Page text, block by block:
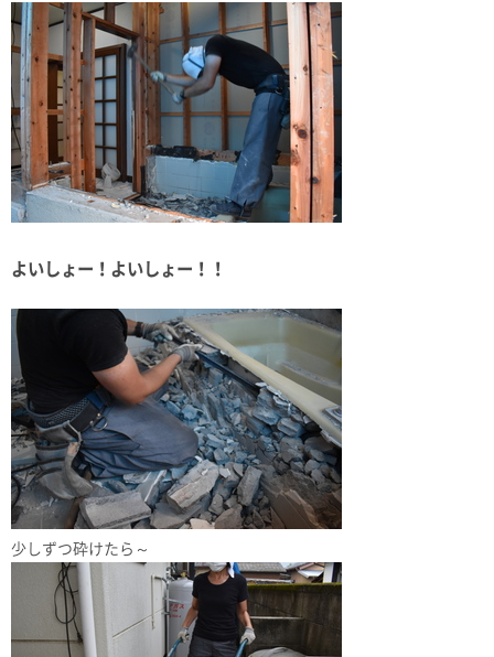
よいしょー！よいしょー！！
少しずつ砕けたら～